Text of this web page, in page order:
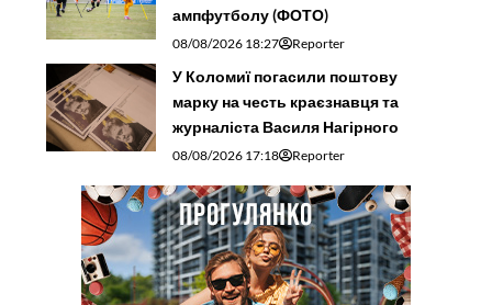
ампфутболу (ФОТО)
08/08/2026 18:27 Reporter
У Коломиї погасили поштову
марку на честь краєзнавця та
журналіста Василя Нагірного
08/08/2026 17:18 Reporter